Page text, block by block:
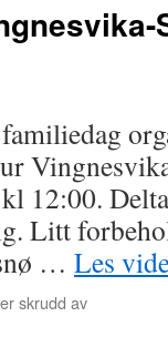
12:00.
Litt
… Les
skrudd avfor